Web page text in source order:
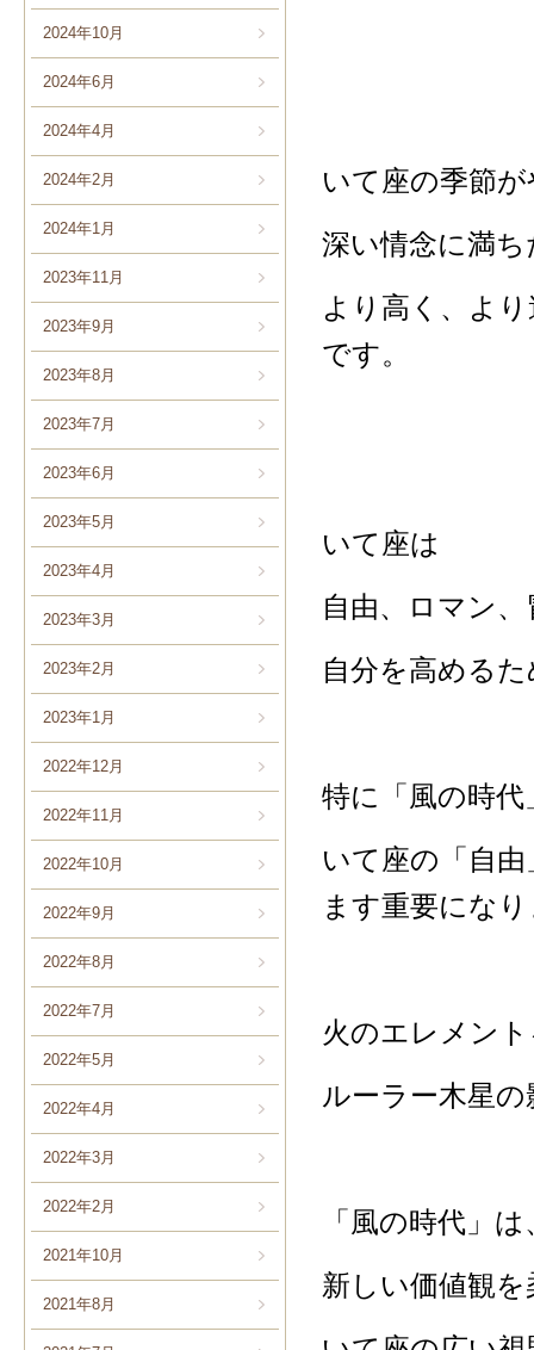
2024年10月
2024年6月
2024年4月
2024年2月
2024年1月
2023年11月
2023年9月
2023年8月
2023年7月
2023年6月
2023年5月
2023年4月
2023年3月
2023年2月
2023年1月
2022年12月
2022年11月
2022年10月
2022年9月
2022年8月
2022年7月
2022年5月
2022年4月
2022年3月
2022年2月
2021年10月
2021年8月
いて座の季節
深い情念に満
より高く、よ
です。
いて座は
自由、ロマン
自分を高める
特に「風の時代
いて座の「自
ます重要にな
火のエレメン
ルーラー木星
「風の時代」
新しい価値観